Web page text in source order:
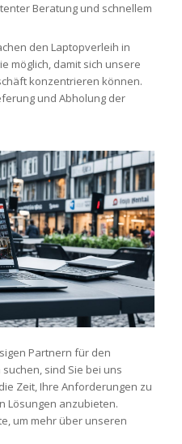
Beratung und schnellem
den Laptopverleih in
möglich, damit sich unsere
konzentrieren können.
und Abholung der
Partnern für den
sind Sie bei uns
Zeit, Ihre Anforderungen zu
Lösungen anzubieten.
um mehr über unseren